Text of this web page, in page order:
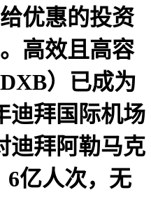
优惠的投资
高效且高容
）已成为
迪拜国际机场
迪拜阿勒马克
6亿人次，无